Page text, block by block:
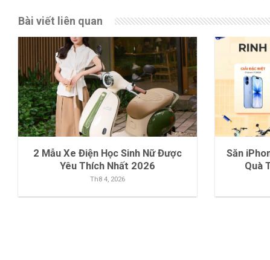
Bài viết liên quan
2 Mẫu Xe Điện Học Sinh Nữ Được
Yêu Thích Nhất 2026
Th8 4, 2026
Săn
Quà